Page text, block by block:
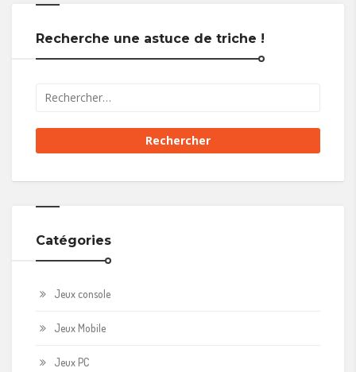
Recherche une astuce de triche !
Catégories
Jeux console
Jeux Mobile
Jeux PC